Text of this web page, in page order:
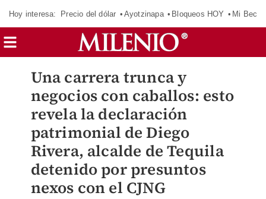
Hoy interesa: Precio del dólar Ayotzinapa Bloqueos HOY Mi Beca
Una carrera trunca y
negocios con caballos: esto
revela la declaración
patrimonial de Diego
Rivera, alcalde de Tequila
detenido por presuntos
nexos con el CJNG